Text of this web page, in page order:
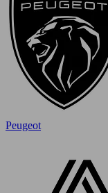
Peugeot